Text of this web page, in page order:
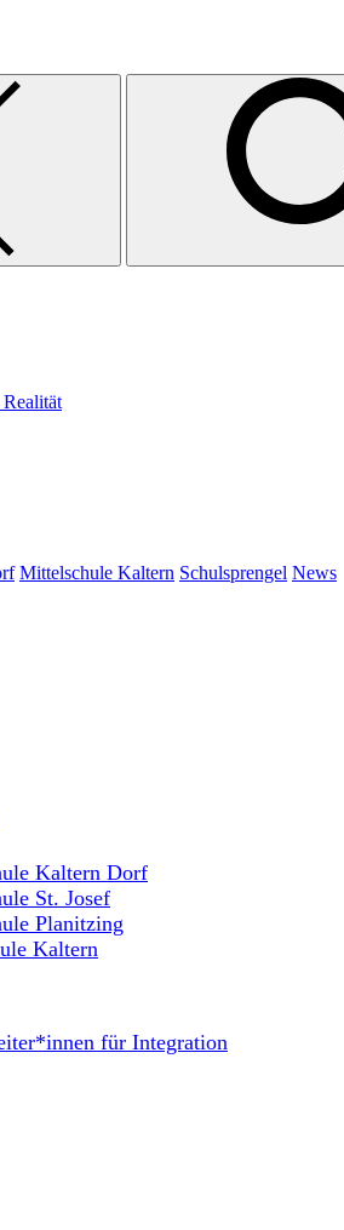
Kaltern Dorf
St. Josef
Planitzing
Kaltern
für Integration
Mittelschule Kaltern Schulsprengel News